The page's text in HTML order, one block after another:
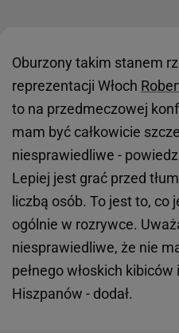
Oburzony takim stanem
reprezentacji Włoch
to na przedmeczowej
mam być całkowicie
niesprawiedliwe -
Lepiej jest grać przed
liczbą osób. To jest to, co
ogólnie w rozrywce.
niesprawiedliwe, że nie
pełnego włoskich
Hiszpanów - dodał.